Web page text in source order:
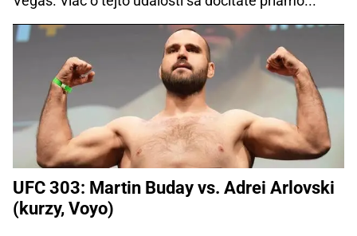
UFC 303: Martin Buday vs. Adrei Arlovski
(kurzy, Voyo)